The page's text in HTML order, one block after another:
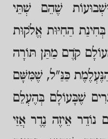
שֶׁהֵם שְׁתֵּי
הַחִיּוּת אֱלֹקוּת
קֹדֶם מַתַּן תּוֹרָה
כַּנַּ"ל, שֶׁמִּשָּׁם
שֶׁבָּעוֹלָם בְּהֶעְלֵם
נוֹדֵר אֵיזֶה נֶדֶר אֲזַי